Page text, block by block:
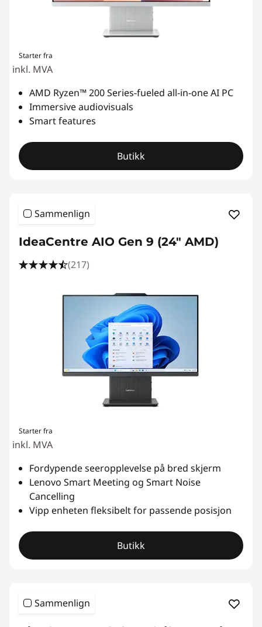
Starter fra
inkl. MVA
AMD Ryzen™ 200 Series-fueled all-in-one AI PC
Immersive audiovisuals
Smart features
Butikk
Sammenlign
IdeaCentre AIO Gen 9 (24" AMD)
(217)
Starter fra
inkl. MVA
Fordypende seeropplevelse på bred skjerm
Lenovo Smart Meeting og Smart Noise
Cancelling
Vipp enheten fleksibelt for passende posisjon
Butikk
Sammenlign